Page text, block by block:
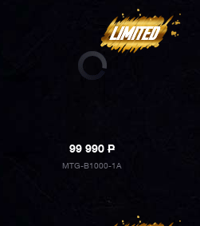
99 990P
MTG-B1000-1A